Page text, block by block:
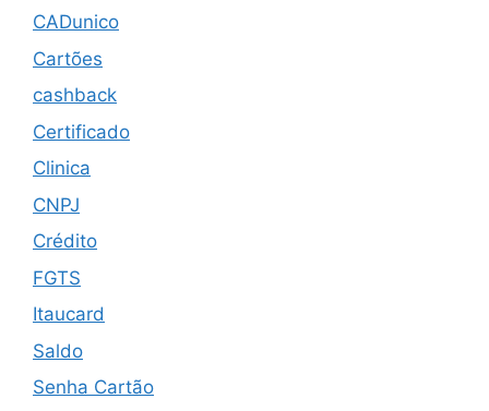
CADunico
Cartões
cashback
Certificado
Clinica
CNPJ
Crédito
FGTS
Itaucard
Saldo
Senha Cartão